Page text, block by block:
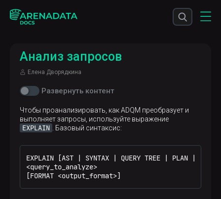
Анализ запросов
Елена Дворядкина
Развернуть контент
Чтобы проанализировать, как ADQM преобразует и
выполняет запросы, используйте выражение
EXPLAIN . Базовый синтаксис:
EXPLAIN [AST | SYNTAX | QUERY TREE | PLAN |
<query_to_analyze>
[FORMAT <output_format>]